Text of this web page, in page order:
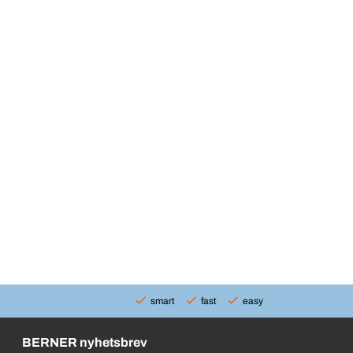
smart fast easy
BERNER nyhetsbrev